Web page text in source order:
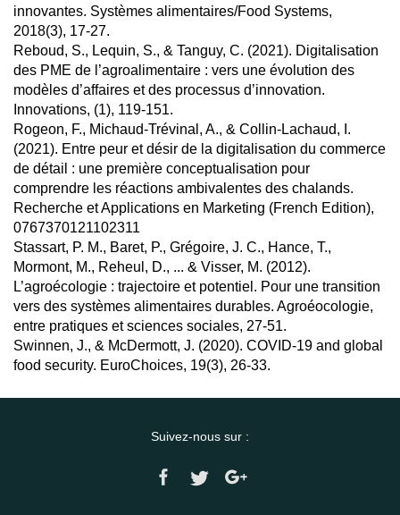
innovantes. Systèmes alimentaires/Food Systems,
2018(3), 17-27.
Reboud, S., Lequin, S., & Tanguy, C. (2021). Digitalisation
des PME de l’agroalimentaire : vers une évolution des
modèles d’affaires et des processus d’innovation.
Innovations, (1), 119-151.
Rogeon, F., Michaud-Trévinal, A., & Collin-Lachaud, I.
(2021). Entre peur et désir de la digitalisation du commerce
de détail : une première conceptualisation pour
comprendre les réactions ambivalentes des chalands.
Recherche et Applications en Marketing (French Edition),
0767370121102311
Stassart, P. M., Baret, P., Grégoire, J. C., Hance, T.,
Mormont, M., Reheul, D., ... & Visser, M. (2012).
L’agroécologie : trajectoire et potentiel. Pour une transition
vers des systèmes alimentaires durables. Agroéocologie,
entre pratiques et sciences sociales, 27-51.
Swinnen, J., & McDermott, J. (2020). COVID‐19 and global
food security. EuroChoices, 19(3), 26-33.
Suivez-nous sur :